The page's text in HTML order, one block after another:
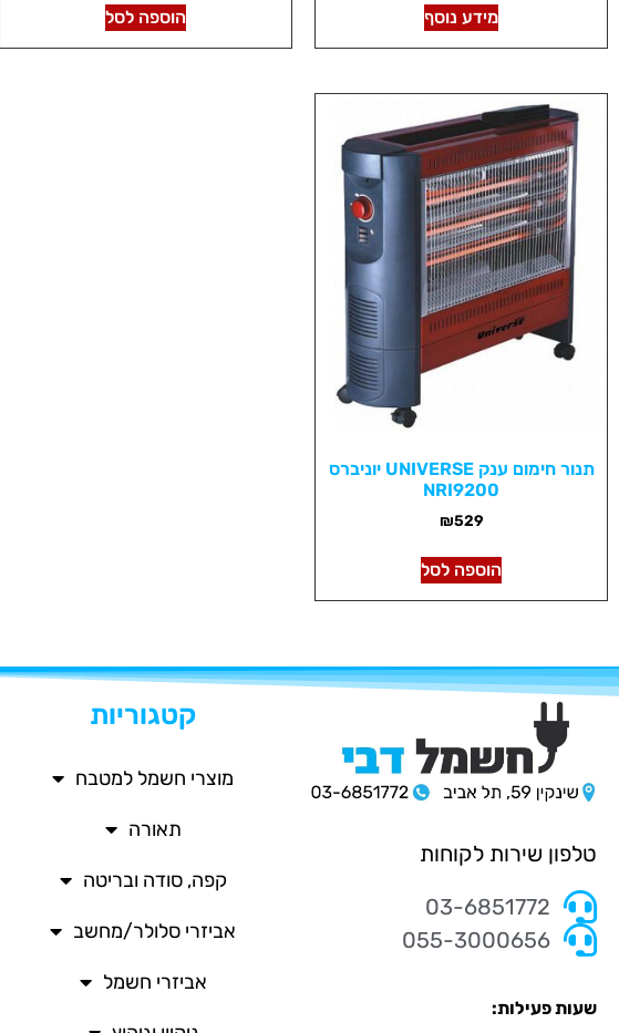
מידע נוסף הוספה לסל
תנור חימום ענק UNIVERSE יוניברס
NRI9200
₪529
הוספה לסל
טלפון שירות לקוחות
03-6851772
055-3000656
שעות פעילות:
קטגוריות
מוצרי חשמל למטבח
תאורה
קפה, סודה ובריטה
אביזרי סלולר/מחשב
אביזרי חשמל